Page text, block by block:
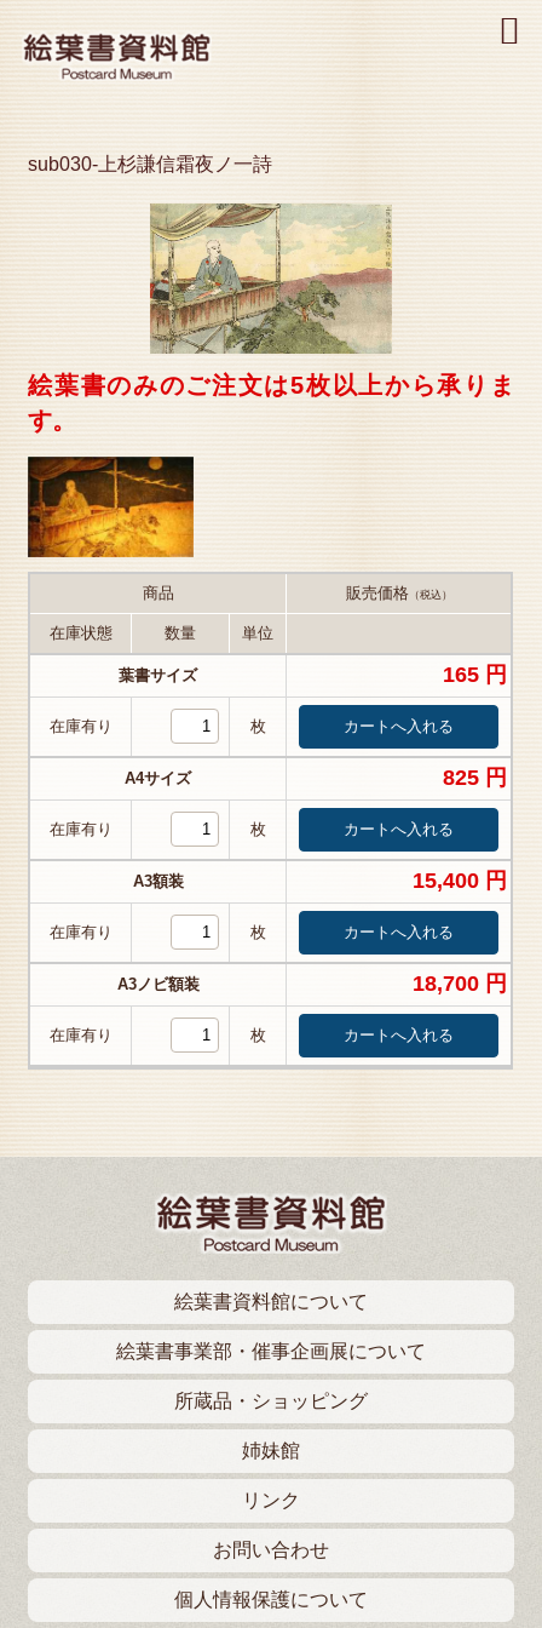
sub030-上杉謙信霜夜ノ一詩
絵葉書のみのご注文は5枚以上から承りま
す。
商品 販売価格（税込）
在庫状態 数量 単位
葉書サイズ 165 円
在庫有り 枚
A4サイズ 825 円
在庫有り 枚
A3額装 15,400 円
在庫有り 枚
A3ノビ額装 18,700 円
在庫有り 枚
絵葉書資料館について
絵葉書事業部・催事企画展について
所蔵品・ショッピング
姉妹館
リンク
お問い合わせ
個人情報保護について